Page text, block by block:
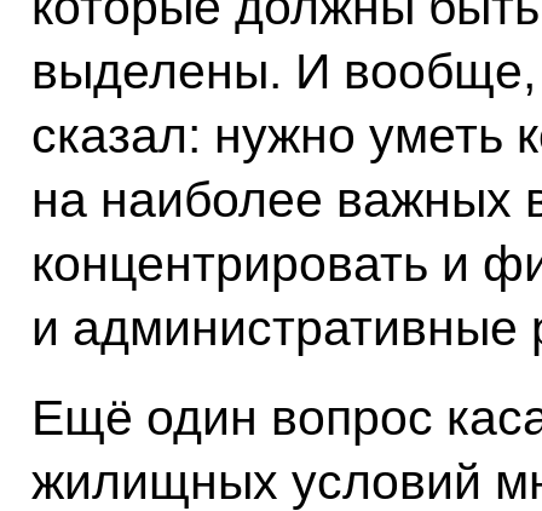
выделены. И вообще,
сказал: нужно уметь
на наиболее важных
концентрировать и
и административные
Ещё один вопрос
жилищных условий